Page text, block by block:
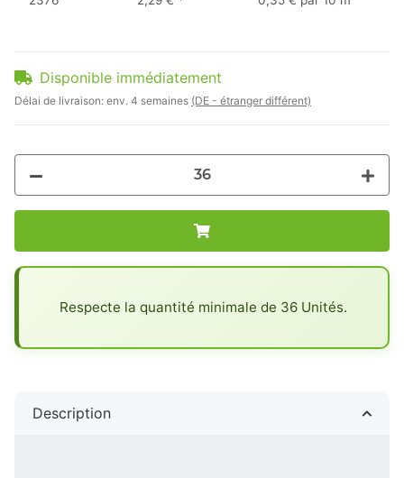
Disponible immédiatement
Délai de livraison: env. 4 semaines (DE - étranger différent)
Respecte la quantité minimale de 36 Unités.
Description